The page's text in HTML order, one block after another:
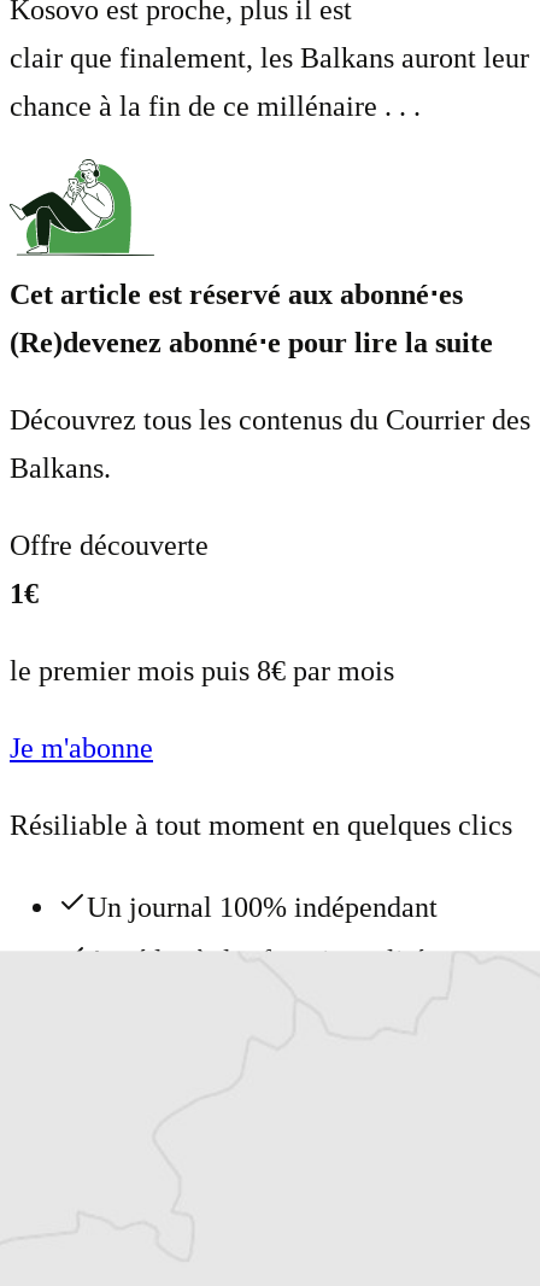
Kosovo est proche, plus il est
clair que finalement, les Balkans auront leur
chance à la fin de ce millénaire . . .
Cet article est réservé aux abonné⋅es
(Re)devenez abonné⋅e pour lire la suite
Découvrez tous les contenus du Courrier des
Balkans.
Offre découverte
1€
le premier mois puis 8€ par mois
Je m'abonne
Résiliable à tout moment en quelques clics
Un journal 100% indépendant
Accédez à des fonctionnalités